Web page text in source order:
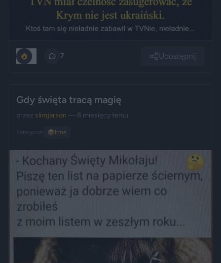
7 Udostępnij
Gdy święta tracą magię
przez slimjarson — 8 miesięcy temu
Kategoria: 📦 Inne